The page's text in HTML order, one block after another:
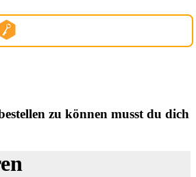
zu können musst du dich